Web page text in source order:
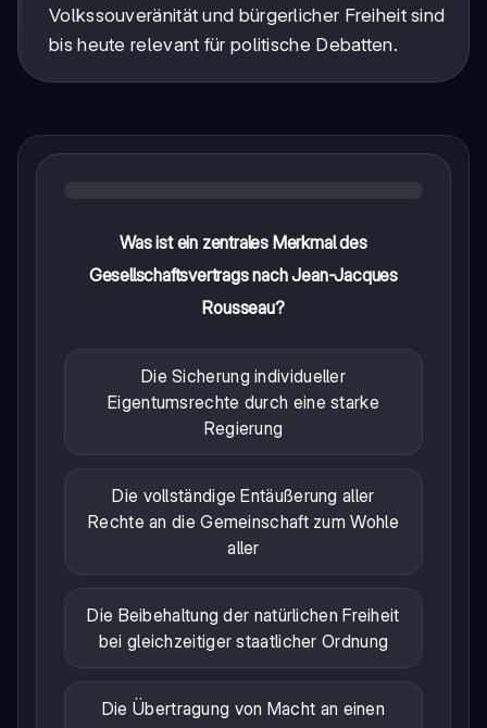
Volkssouveränität und bürgerlicher Freiheit sind
bis heute relevant für politische Debatten.
Was ist ein zentrales Merkmal des
Gesellschaftsvertrags nach Jean-Jacques
Rousseau?
Die Sicherung individueller
Eigentumsrechte durch eine starke
Regierung
Die vollständige Entäußerung aller
Rechte an die Gemeinschaft zum Wohle
aller
Die Beibehaltung der natürlichen Freiheit
bei gleichzeitiger staatlicher Ordnung
Die Übertragung von Macht an einen